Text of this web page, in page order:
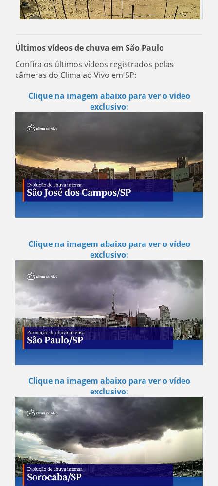
Últimos vídeos de chuva em São Paulo
Confira os últimos vídeos registrados pelas
câmeras do Clima ao Vivo em SP:
Clique na imagem abaixo para ver o vídeo
exclusivo:
Clique na imagem abaixo para ver o vídeo
exclusivo:
Clique na imagem abaixo para ver o vídeo
exclusivo: